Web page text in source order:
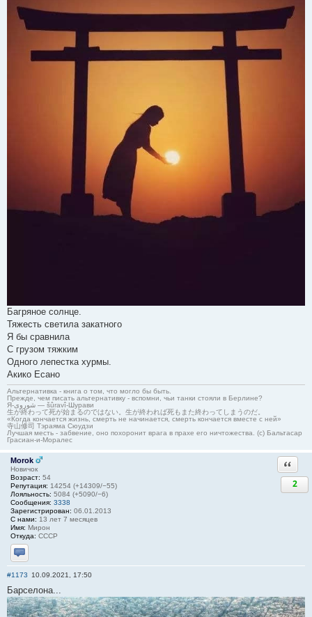
Багряное солнце.
Тяжесть светила закатного
Я бы сравнила
С грузом тяжким
Одного лепестка хурмы.
Акико Есано
Альтернативка - книга о том, что могло бы быть.
Прежде, чем писать альтернативку - вспомни, чьи танки стояли в Берлине?
Я-شوروی — šûravî-Шурави
生が終わって死が始まるのではない。生が終われば死もまた終わってしまうのだ。
«Когда кончается жизнь, смерть не начинается, смерть кончается вместе с ней»
寺山修司 Тэраяма Сюудзи
Лучшая месть - забвение, оно похоронит врага в прахе его ничтожества. (с) Бальтасар
Грасиан-и-Моралес
Morok
Новичок
Возраст: 54
Репутация: 14254 (+14309/−55)
Лояльность: 5084 (+5090/−6)
Сообщения: 3338
Зарегистрирован: 06.01.2013
С нами: 13 лет 7 месяцев
Имя: Мирон
Откуда: СССР
Отправить личное сообщение
2
#1173 10.09.2021, 17:50
Барселона...